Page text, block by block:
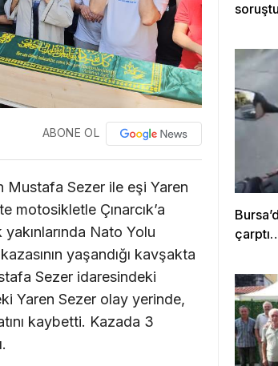
ABONE OL
Mustafa Sezer ile eşi Yaren
motosikletle Çınarcık’a
yakınlarında Nato Yolu
yaşandığı kavşakta
Sezer idaresindeki
Yaren Sezer olay yerinde,
kaybetti. Kazada 3